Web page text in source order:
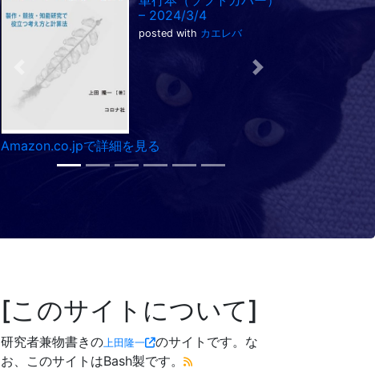
– 2024/3/4
posted with カエレバ
Amazon.co.jpで詳細を見る
Previous Next
このサイトについて
研究者兼物書きの上田隆一
のサイトです。な
お、このサイトはBash製です。